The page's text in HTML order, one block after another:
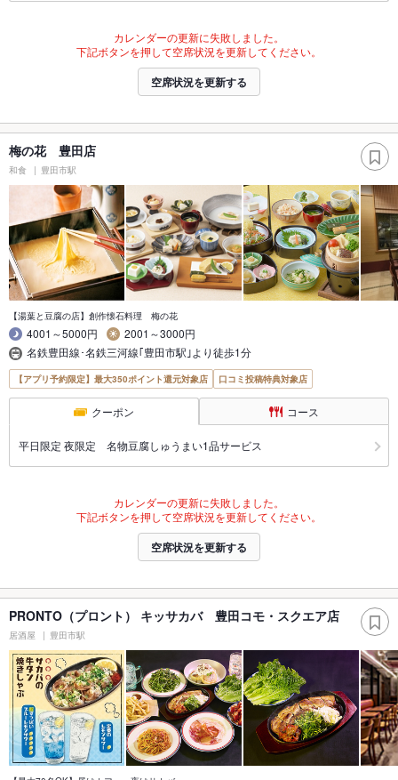
カレンダーの更新に失敗しました。
下記ボタンを押して空席状況を更新してください。
空席状況を更新する
梅の花 豊田店
和食 豊田市駅
【湯葉と豆腐の店】創作懐石料理 梅の花
4001～5000円
2001～3000円
名鉄豊田線･名鉄三河線｢豊田市駅｣より徒歩1分
【アプリ予約限定】最大350ポイント還元対象店 口コミ投稿特典対象店
クーポン コース
平日限定 夜限定 名物豆腐しゅうまい1品サービス
カレンダーの更新に失敗しました。
下記ボタンを押して空席状況を更新してください。
空席状況を更新する
PRONTO（プロント） キッサカバ 豊田コモ・スクエア店
居酒屋 豊田市駅